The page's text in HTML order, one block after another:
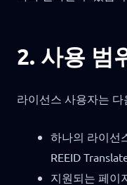
2. 사용 범
라이선스 사용자는
하나의 라이선
REEID
지원되는 페이